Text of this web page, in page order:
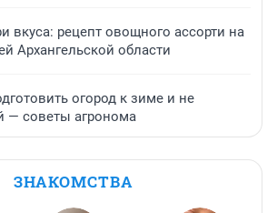
вкуса: рецепт овощного ассорти на
Архангельской области
огород к зиме и не
— советы агронома
ЗНАКОМСТВА